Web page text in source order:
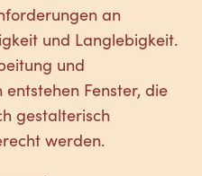
an
und Langlebigkeit.
und
Fenster, die
gestalterisch
werden.